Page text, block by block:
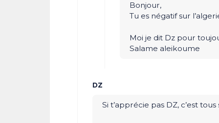
Bonjour,
Tu es négatif sur
Moi je dit Dz pour
Salame aleikoume
DZ
Si t’apprécie pas DZ, c’est